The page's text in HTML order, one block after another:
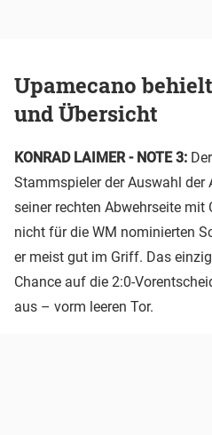
Upamecano
und Übersicht
KONRAD LAIMER - NOTE 3:
Stammspieler der Auswahl der
seiner rechten Abwehrseite mit
nicht für die WM nominierten
er meist gut im Griff. Das
Chance auf die 2:0-
aus – vorm leeren Tor.